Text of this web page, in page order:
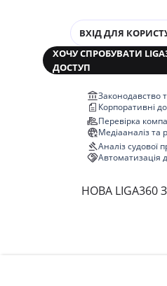
ВХІД ДЛЯ
ХОЧУ СПРОБУВАТИ
ДОСТУП
Законодавство
Корпоративні
Перевірка
Медіааналіз та
Аналіз судової
Автоматизація
НОВА LIGA360